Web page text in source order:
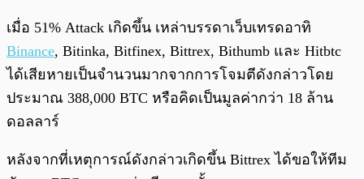
เมื่อ 51% Attack เกิดขึ้น เหล่าบรรดาเว็บเทรดอาทิ
Binance, Bitinka, Bitfinex, Bittrex, Bithumb และ Hitbtc
ได้เสียหายเป็นจำนวนมากจากการโจมตีดังกล่าวโดย
ประมาณ 388,000 BTC หรือคิดเป็นมูลค่ากว่า 18 ล้าน
ดอลลาร์
หลังจากที่เหตุการณ์ดังกล่าวเกิดขึ้น Bittrex ได้ขอให้ทีม